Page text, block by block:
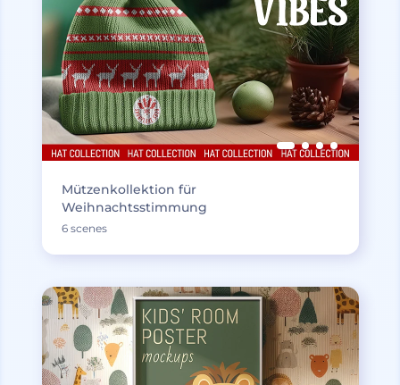
Mützenkollektion für
Weihnachtsstimmung
6 scenes